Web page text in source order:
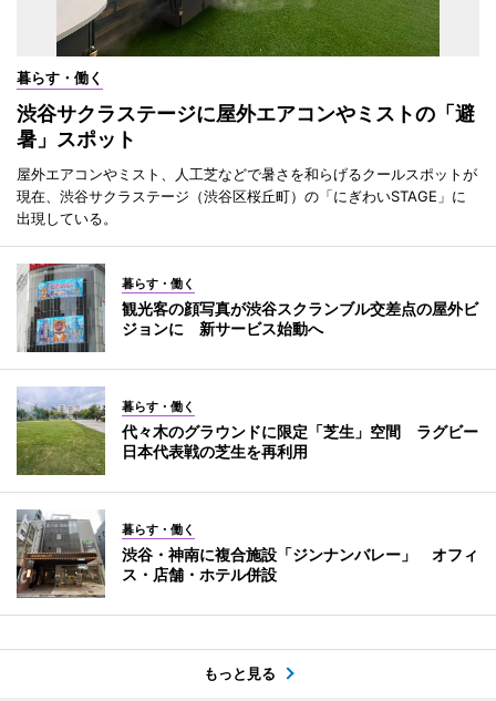
暮らす・働く
渋谷サクラステージに屋外エアコンやミストの「避
暑」スポット
屋外エアコンやミスト、人工芝などで暑さを和らげるクールスポットが
現在、渋谷サクラステージ（渋谷区桜丘町）の「にぎわいSTAGE」に
出現している。
暮らす・働く
観光客の顔写真が渋谷スクランブル交差点の屋外ビ
ジョンに 新サービス始動へ
暮らす・働く
代々木のグラウンドに限定「芝生」空間 ラグビー
日本代表戦の芝生を再利用
暮らす・働く
渋谷・神南に複合施設「ジンナンバレー」 オフィ
ス・店舗・ホテル併設
もっと見る